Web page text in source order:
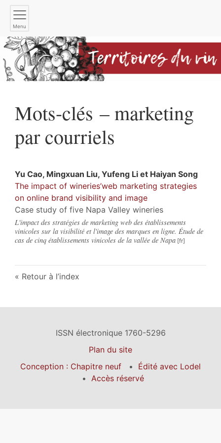
Menu
Mots-clés – marketing
par courriels
Yu Cao, Mingxuan Liu, Yufeng Li et Haiyan Song
The impact of wineries’web marketing strategies
on online brand visibility and image
Case study of five Napa Valley wineries
L'impact des stratégies de marketing web des établissements
vinicoles sur la visibilité et l'image des marques en ligne. Étude de
cas de cinq établissements vinicoles de la vallée de Napa
Retour à l’index
ISSN électronique 1760-5296
Plan du site
Conception : Chapitre neuf
Édité avec Lodel
Accès réservé